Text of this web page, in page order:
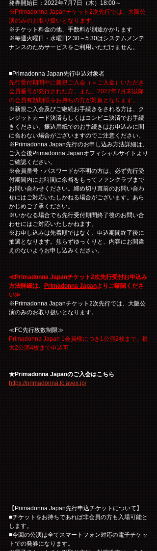
発券開始日：2022年7月7日（木）18:00～
※Primadonna Japanチケット2次先行では、大阪公
演のみのお取り扱いとなります。
※チケット料金の他、手数料が別途かかります
※毎週火曜日・水曜日2:30～5:30はシステムメンテ
ナンスのためサービスをご利用いただけません。
■Primadonna Japan先行申込対象者
先行受付期間中に新規ご入会（＝ご入金）いただき
会員番号が発行された方、また、2022年7月末以降
の会員有効期限をお持ちの方が対象となります。
※新規ご入会及びご継続お手続きをされる方は、ク
レジットカード決済もしくはコンビニ決済でお手続
きください。振込用紙でのお手続きはお申込みに間
に合わない場合がございますのでご注意ください。
※Primadonna Japan先行のお申し込み方法詳細は、
ご入会後Primadonna Japanオフィシャルサイトより
ご確認ください。
※会員番号・パスワードが不明の方は、必ず先行受
付期間内にお時間に余裕をもってファンクラブまで
お問い合わせください。締め切り直前のお問い合わ
せにはご対応いたしかねる場合がございます。あら
かじめご了承ください。
※いかなる場合でも先行受付期間終了後のお問い合
わせにはご対応いたしかねます。
※お申し込みは先着順ではなく、申込期間終了後に
抽選となります。焦らずゆっくりと、内容にお間違
えのないようお申し込みください。
≪Primadonna Japanチケット2次先行受付お申込み
方法詳細は、 Primadonna Japanよりご確認くださ
い≫
※Primadonna Japanチケット2次先行では、大阪公
演のみのお取り扱いとなります。
≪FC先行枚数制限≫
Primadonna Japan 1会員様につき1公演2枚まで。最
大2公演4枚まで申込可
★Primadonna Japanのご入会はこちら
https://primadonna.fc.avex.jp/
【Primadonna Japan先行申込チケットについて】
■チケットをお持ちであれば非会員の方も入場可能と
します。
■今回の公演は全てスマートフォン対応の電子チケッ
トでの発券になります。